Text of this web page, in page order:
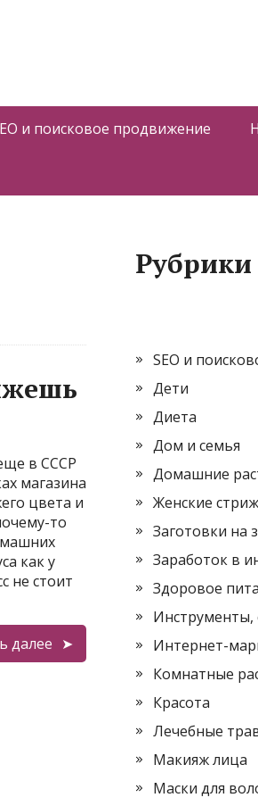
и поисковое продвижение
в СССР
магазина
цвета и
то
как у
не стоит
далее
Рубрики
SEO и
Дети
Диета
Дом и семья
Домашние
Женские
Заготовки на
Заработок в
Здоровое
Инструменты,
Интернет-
Комнатные
Красота
Лечебные
Макияж лица
Маски для